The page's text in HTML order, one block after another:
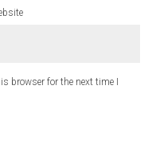
browser for the next time I